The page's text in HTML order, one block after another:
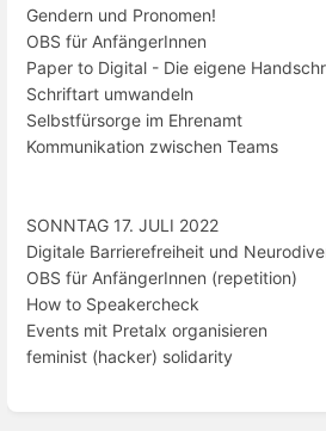
Gendern und Pronomen!
OBS für AnfängerInnen
Paper to Digital - Die eigene
Schriftart umwandeln
Selbstfürsorge im Ehrenamt
Kommunikation zwischen Teams
SONNTAG 17. JULI 2022
Digitale Barrierefreiheit und
OBS für AnfängerInnen (repetition)
How to Speakercheck
Events mit Pretalx organisieren
feminist (hacker) solidarity